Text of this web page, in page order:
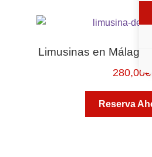
Limusinas en Málaga
280,00€
Reserva